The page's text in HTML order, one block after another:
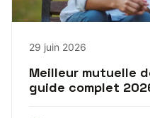
29 juin 2026
Meilleur mutuelle
guide complet